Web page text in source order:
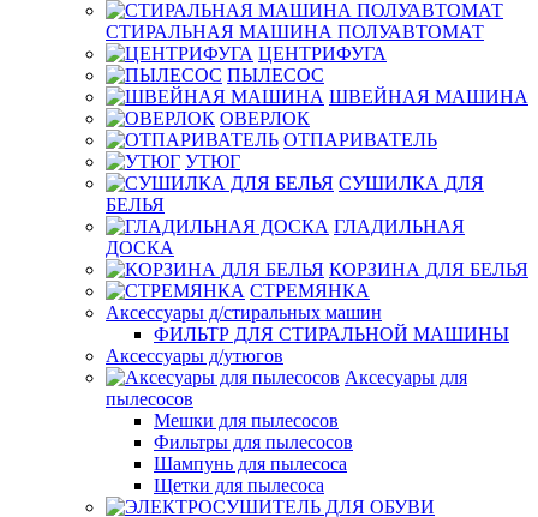
СТИРАЛЬНАЯ МАШИНА ПОЛУАВТОМАТ
ЦЕНТРИФУГА
ПЫЛЕСОС
ШВЕЙНАЯ МАШИНА
ОВЕРЛОК
ОТПАРИВАТЕЛЬ
УТЮГ
СУШИЛКА ДЛЯ
БЕЛЬЯ
ГЛАДИЛЬНАЯ
ДОСКА
КОРЗИНА ДЛЯ БЕЛЬЯ
СТРЕМЯНКА
Аксессуары д/стиральных машин
ФИЛЬТР ДЛЯ СТИРАЛЬНОЙ МАШИНЫ
Аксессуары д/утюгов
Аксесуары для
пылесосов
Мешки для пылесосов
Фильтры для пылесосов
Шампунь для пылесоса
Щетки для пылесоса